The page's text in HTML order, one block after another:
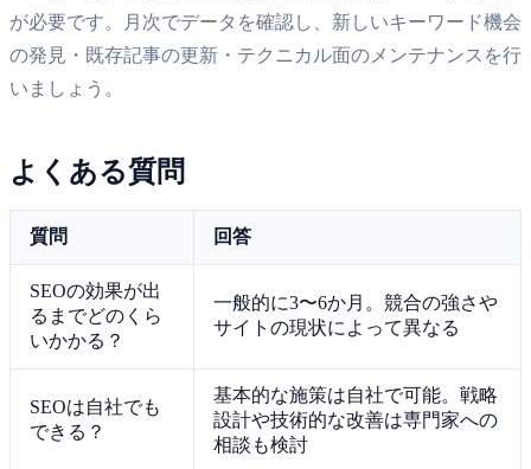
が必要です。月次でデータを確認し、新しいキーワード機会
の発見・既存記事の更新・テクニカル面のメンテナンスを行
いましょう。
よくある質問
質問 回答
SEOの効果が出
るまでどのくら
いかかる？
一般的に3〜6か月。競合の強さや
サイトの現状によって異なる
SEOは自社でも
できる？
基本的な施策は自社で可能。戦略
設計や技術的な改善は専門家への
相談も検討